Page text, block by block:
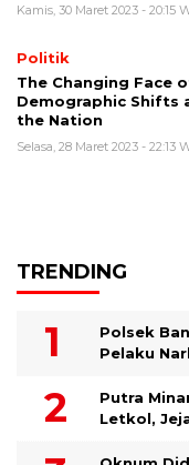
Kamis, 30 Maret 2023 - 20:15
Politik
The Changing Face
Demographic Shifts
the Nation
Selasa, 28 Maret 2023 - 22:13
TRENDING
Polsek
Pelaku
Putra
Letkol,